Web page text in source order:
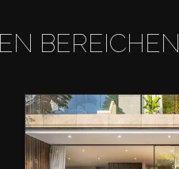
BEREICHEN